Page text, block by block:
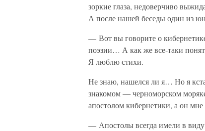
зоркие глаза, недоверчиво
А после нашей беседы один из
— Вот вы говорите о
поэзии… А как же все-таки
Я люблю стихи.
Не знаю, нашелся ли я… Но я
знакомом — черноморском
апостолом кибернетики, а он мне
— Апостолы всегда имели в